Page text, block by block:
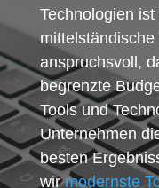
Technologien
anspruchsvoll,
begrenzte
Tools und
Unternehmen
besten
wirmodernste